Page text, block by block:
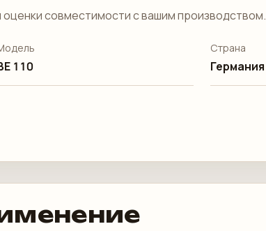
совместимости с вашим производством.
110
Страна
Германия